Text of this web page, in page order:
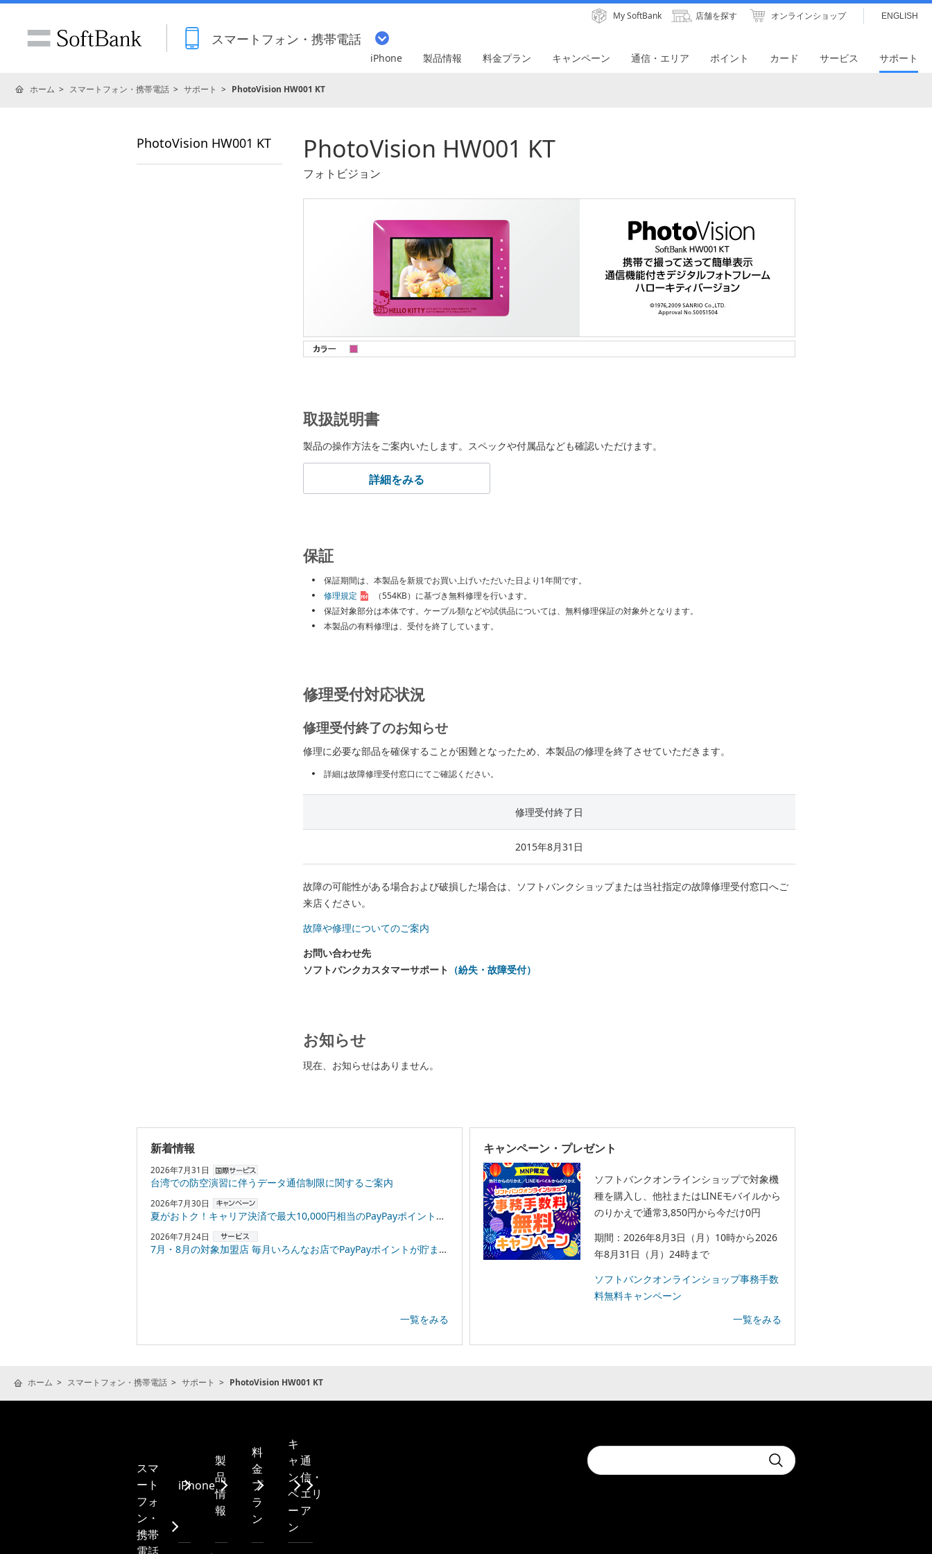
スマートフォン・携帯電話
My SoftBank 店舗を探す オンラインショップ ENGLISH
iPhone 製品情報 料金プラン キャンペーン 通信・エリア ポイント カード サービス サポート
ホーム スマートフォン・携帯電話 サポート PhotoVision HW001 KT
PhotoVision HW001 KT
フォトビジョン
取扱説明書
製品の操作方法をご案内いたします。スペックや付属品なども確認いただけます。
詳細をみる
保証
保証期間は、本製品を新規でお買い上げいただいた日より1年間です。
修理規定
（554KB） に基づき無料修理を行います。
保証対象部分は本体です。ケーブル類などや試供品については、無料修理保証の対象外となります。
本製品の有料修理は、受付を終了しています。
修理受付対応状況
修理受付終了のお知らせ
修理に必要な部品を確保することが困難となったため、本製品の修理を終了させていただきます。
詳細は故障修理受付窓口にてご確認ください。
修理受付終了日
2015年8月31日
故障の可能性がある場合および破損した場合は、ソフトバンクショップまたは当社指定の故障修理受付窓口へご
来店ください。
故障や修理についてのご案内
お問い合わせ先
ソフトバンクカスタマーサポート （紛失・故障受付）
お知らせ
現在、お知らせはありません。
PhotoVision HW001 KT
新着情報
2026年7月31日
台湾での防空演習に伴うデータ通信制限に関するご案内
2026年7月30日
夏がおトク！キャリア決済で最大10,000円相当のPayPayポイントプレゼント！
2026年7月24日
7月・8月の対象加盟店 毎月いろんなお店でPayPayポイントが貯まる！「スーパーPayPayクーポン」
一覧をみる
キャンペーン・プレゼント
ソフトバンクオンラインショップで対象機
種を購入し、他社またはLINEモバイルから
のりかえで通常3,850円から今だけ0円
期間：2026年8月3日（月）10時から2026
年8月31日（月）24時まで
ソフトバンクオンラインショップ事務手数
料無料キャンペーン
一覧をみる
ホーム スマートフォン・携帯電話 サポート PhotoVision HW001 KT
Conduct
a
search
Submit
スマ
ート
フォ
ン・
携帯
iPhone
製
品
情
報
料
金
プ
ラ
ン
キ
ャ
ン
ペ
ー
ン
通
信・
エリ
ア